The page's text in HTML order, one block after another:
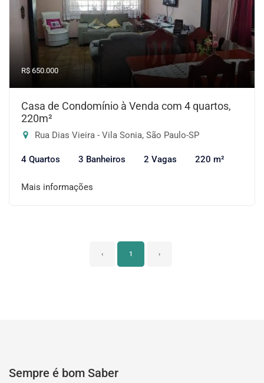
R$ 650.000
Casa de Condomínio à Venda com 4 quartos,
220m²
Rua Dias Vieira - Vila Sonia, São Paulo-SP
4 Quartos 3 Banheiros 2 Vagas 220 m²
Mais informações
‹ 1 ›
Sempre é bom Saber